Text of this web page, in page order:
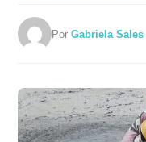
PorGabriela Sales